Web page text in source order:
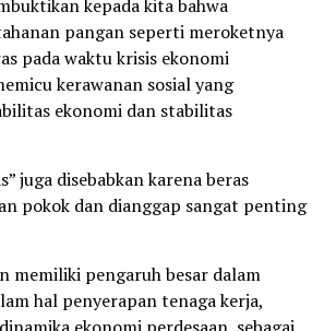
kepada kita bahwa
pangan seperti meroketnya
pada waktu krisis ekonomi
kerawanan sosial yang
ekonomi dan stabilitas
juga disebabkan karena beras
pokok dan dianggap sangat penting
memiliki pengaruh besar dalam
hal penyerapan tenaga kerja,